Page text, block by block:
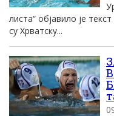
листа“ објавило је
су Хрватску...